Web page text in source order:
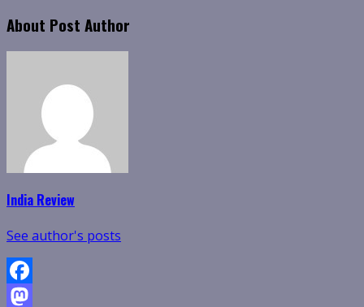
About Post Author
India Review
See author's posts
Facebook